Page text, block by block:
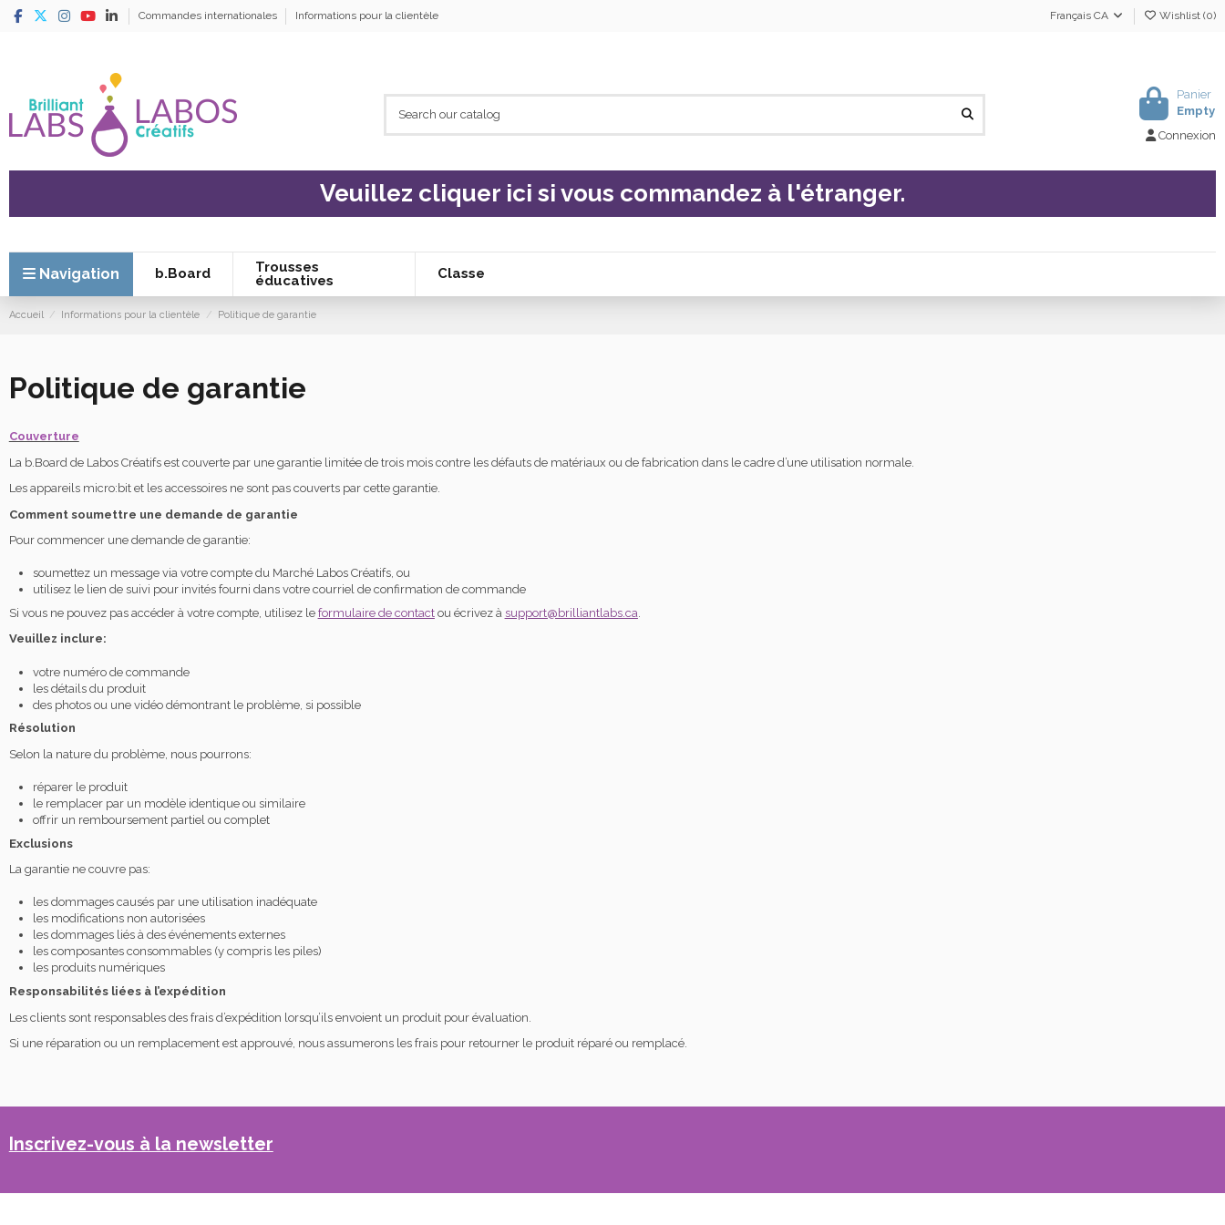
Commandes internationales Informations pour la clientèle Français CA Wishlist (0)
Panier
Empty
Connexion
Veuillez cliquer ici si vous commandez à l'étranger.
Navigation b.Board
Trousses
éducatives
Classe
Accueil Informations pour la clientèle Politique de garantie
Politique de garantie
Couverture
La b.Board de Labos Créatifs est couverte par une garantie limitée de trois mois contre les défauts de matériaux ou de fabrication dans le cadre d’une utilisation normale.
Les appareils micro:bit et les accessoires ne sont pas couverts par cette garantie.
Comment soumettre une demande de garantie
Pour commencer une demande de garantie:
soumettez un message via votre compte du Marché Labos Créatifs, ou
utilisez le lien de suivi pour invités fourni dans votre courriel de confirmation de commande
Si vous ne pouvez pas accéder à votre compte, utilisez le formulaire de contactou écrivez à support@brilliantlabs.ca.
Veuillez inclure:
votre numéro de commande
les détails du produit
des photos ou une vidéo démontrant le problème, si possible
Résolution
Selon la nature du problème, nous pourrons:
réparer le produit
le remplacer par un modèle identique ou similaire
offrir un remboursement partiel ou complet
Exclusions
La garantie ne couvre pas:
les dommages causés par une utilisation inadéquate
les modifications non autorisées
les dommages liés à des événements externes
les composantes consommables (y compris les piles)
les produits numériques
Responsabilités liées à l’expédition
Les clients sont responsables des frais d’expédition lorsqu’ils envoient un produit pour évaluation.
Si une réparation ou un remplacement est approuvé, nous assumerons les frais pour retourner le produit réparé ou remplacé.
Inscrivez-vous à la newsletter